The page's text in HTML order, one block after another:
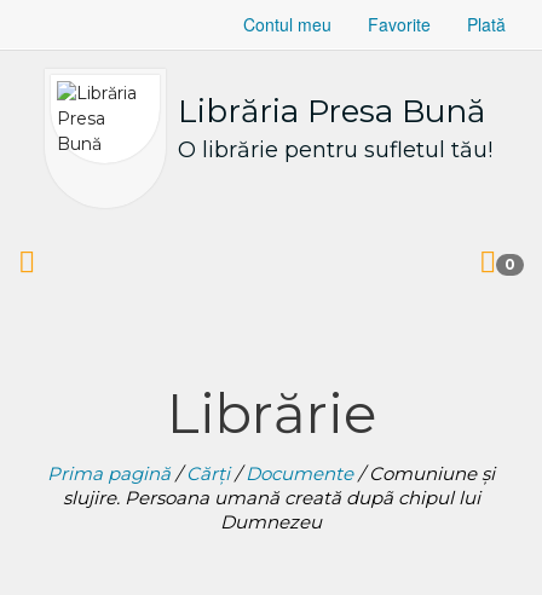
Contul meu Favorite Plată
Librăria Presa Bună
O librărie pentru sufletul tău!
0
Librărie
Prima pagină /Cărți/Documente/ Comuniune şi
slujire. Persoana umană creată dupã chipul lui
Dumnezeu